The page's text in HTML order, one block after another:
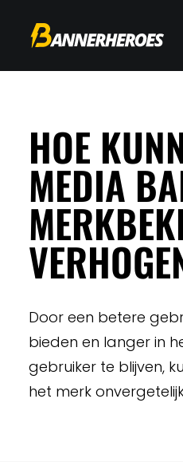
HOE
MEDIA
Door een betere
bieden en langer in
gebruiker te blijven,
het merk